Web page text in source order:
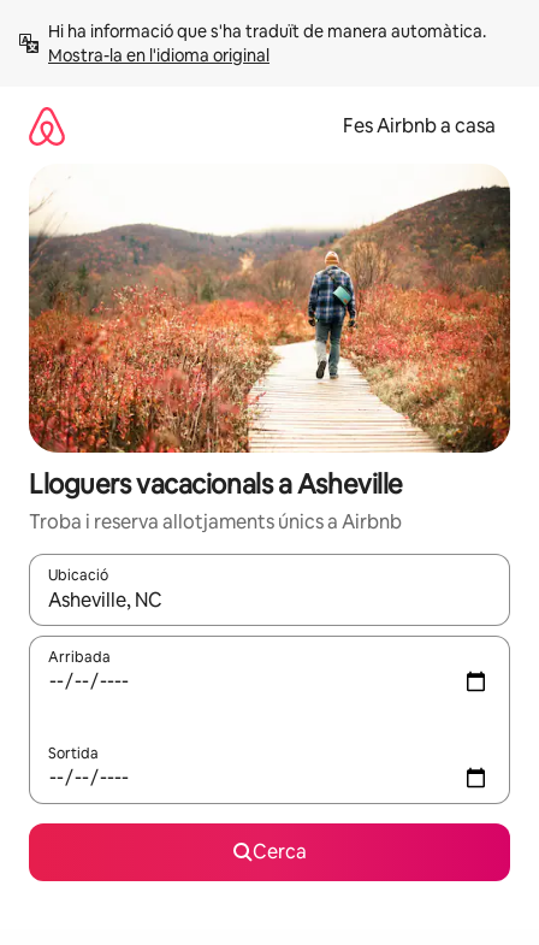
Mostra-la en l'idioma original
Fes Airbnb a casa
Lloguers vacacionals a Asheville
Troba i reserva allotjaments únics a Airbnb
Ubicació
Quan els resultats estiguin disponibles, podràs navegar-hi a
Arribada
Sortida
Cerca